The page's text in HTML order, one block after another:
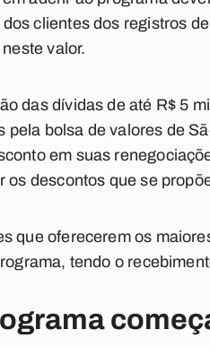
clientes dos registros
valor.
das dívidas de até R$ 5
pela bolsa de valores de
em suas
os descontos que se
que oferecerem os
tendo o